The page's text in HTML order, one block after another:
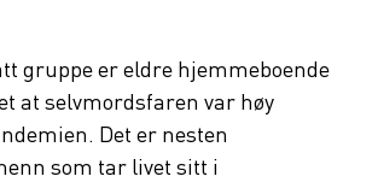
gruppe er eldre hjemmeboende
at selvmordsfaren var høy
Det er nesten
som tar livet sitt i